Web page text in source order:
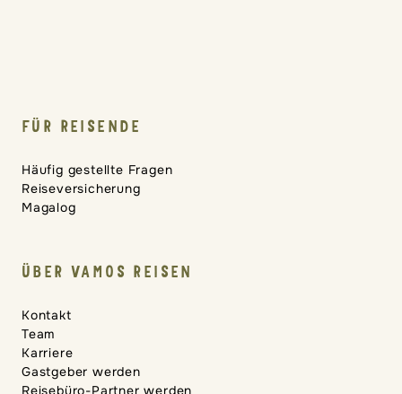
FÜR REISENDE
Häufig gestellte Fragen
Reiseversicherung
Magalog
ÜBER VAMOS REISEN
Kontakt
Team
Karriere
Gastgeber werden
Reisebüro-Partner werden